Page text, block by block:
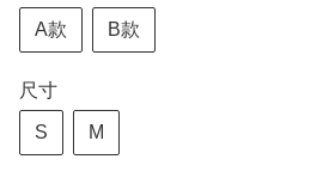
A款 B款
尺寸
S M